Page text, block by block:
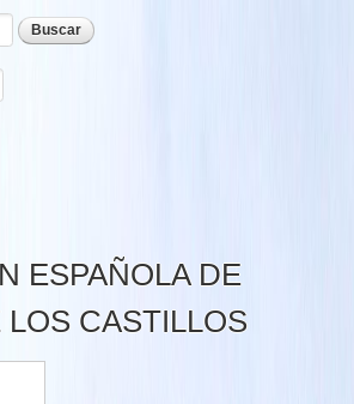
Pasar al
contenido
ESPAÑOLA DE
CASTILLOS